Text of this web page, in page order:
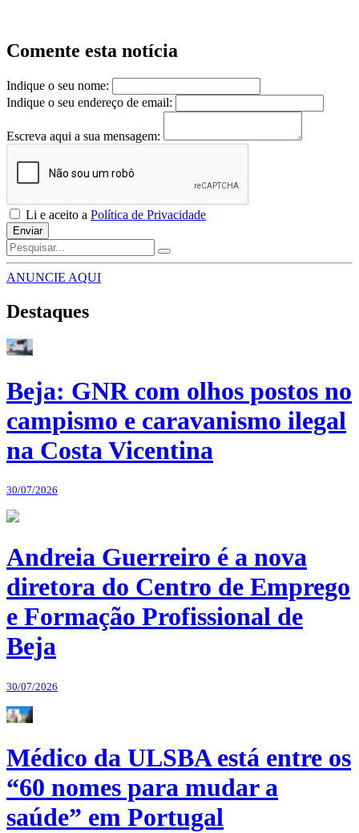
Comente esta notícia
Indique o seu nome:
Indique o seu endereço de email:
Escreva aqui a sua mensagem:
Li e aceito a Política de Privacidade
Enviar
ANUNCIE AQUI
Destaques
Beja: GNR com olhos postos no
campismo e caravanismo ilegal
na Costa Vicentina
30/07/2026
Andreia Guerreiro é a nova
diretora do Centro de Emprego
e Formação Profissional de
Beja
30/07/2026
Médico da ULSBA está entre os
“60 nomes para mudar a
saúde” em Portugal